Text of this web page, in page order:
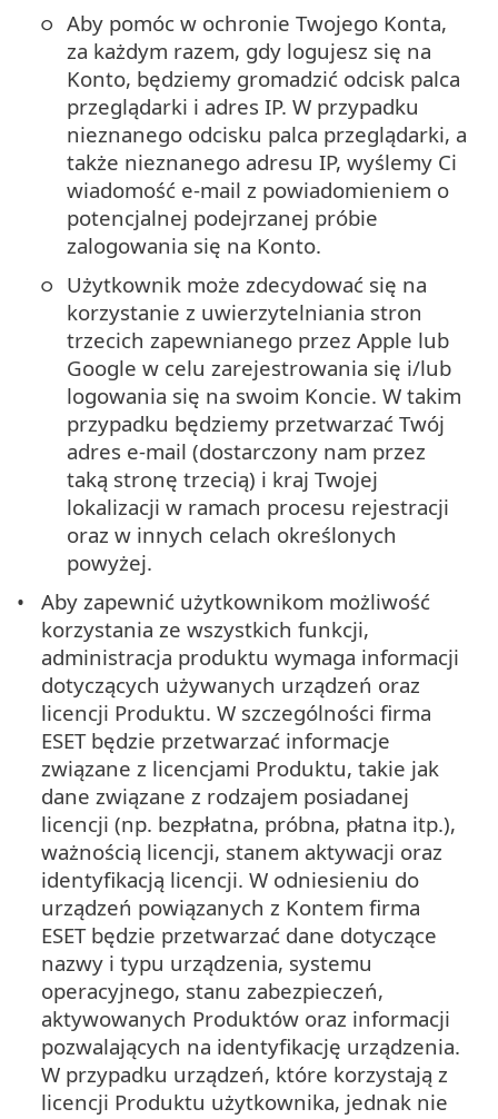
Aby pomóc w ochronie Twojego Konta,
za każdym razem, gdy logujesz się na
Konto, będziemy gromadzić odcisk palca
przeglądarki i adres IP. W przypadku
nieznanego odcisku palca przeglądarki, a
także nieznanego adresu IP, wyślemy Ci
wiadomość e-mail z powiadomieniem o
potencjalnej podejrzanej próbie
zalogowania się na Konto.
Użytkownik może zdecydować się na
korzystanie z uwierzytelniania stron
trzecich zapewnianego przez Apple lub
Google w celu zarejestrowania się i/lub
logowania się na swoim Koncie. W takim
przypadku będziemy przetwarzać Twój
adres e-mail (dostarczony nam przez
taką stronę trzecią) i kraj Twojej
lokalizacji w ramach procesu rejestracji
oraz w innych celach określonych
powyżej.
Aby zapewnić użytkownikom możliwość
korzystania ze wszystkich funkcji,
administracja produktu wymaga informacji
dotyczących używanych urządzeń oraz
licencji Produktu. W szczególności firma
ESET będzie przetwarzać informacje
związane z licencjami Produktu, takie jak
dane związane z rodzajem posiadanej
licencji (np. bezpłatna, próbna, płatna itp.),
ważnością licencji, stanem aktywacji oraz
identyfikacją licencji. W odniesieniu do
urządzeń powiązanych z Kontem firma
ESET będzie przetwarzać dane dotyczące
nazwy i typu urządzenia, systemu
operacyjnego, stanu zabezpieczeń,
aktywowanych Produktów oraz informacji
pozwalających na identyfikację urządzenia.
W przypadku urządzeń, które korzystają z
licencji Produktu użytkownika, jednak nie